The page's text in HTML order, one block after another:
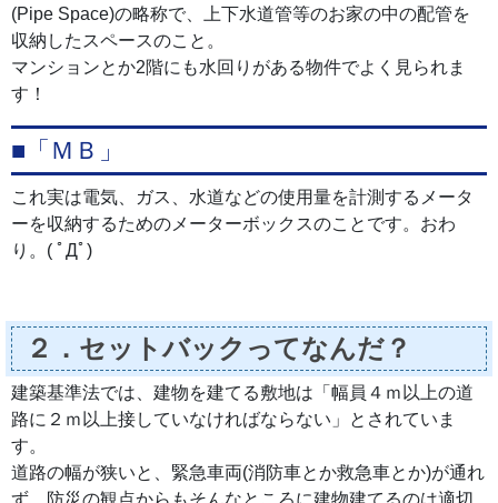
(Pipe Space)の略称で、上下水道管等のお家の中の配管を
収納したスペースのこと。
マンションとか2階にも水回りがある物件でよく見られま
す！
■「ＭＢ」
これ実は電気、ガス、水道などの使用量を計測するメータ
ーを収納するためのメーターボックスのことです。おわ
り。( ﾟДﾟ)
２．セットバックってなんだ？
建築基準法では、建物を建てる敷地は「幅員４ｍ以上の道
路に２ｍ以上接していなければならない」とされていま
す。
道路の幅が狭いと、緊急車両(消防車とか救急車とか)が通れ
ず、防災の観点からもそんなところに建物建てるのは適切